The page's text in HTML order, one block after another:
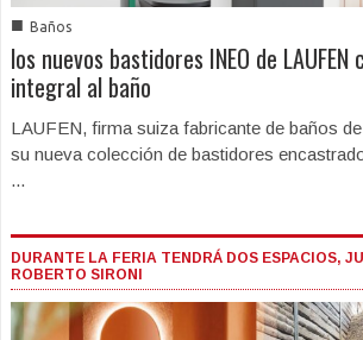
■ Baños
los nuevos bastidores INEO de
integral al baño
LAUFEN, firma suiza fabricante de baños
su nueva colección de bastidores
...
DURANTE LA FERIA TENDRÁ DOS ESPACIOS,
ROBERTO SIRONI